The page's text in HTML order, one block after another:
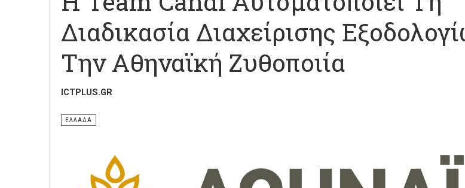
Διαδικασία Διαχείρισης
Την Αθηναϊκή Ζυθοποιία
ICTPLUS.GR
ΕΛΛΑΔΑ